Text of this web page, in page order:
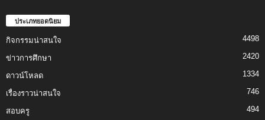
ประเภทยอดนิยม
กิจกรรมน่าสนใจ 4498
ข่าวการศึกษา 2420
ดาวน์โหลด 1334
เรื่องราวน่าสนใจ 746
สอบครู 494